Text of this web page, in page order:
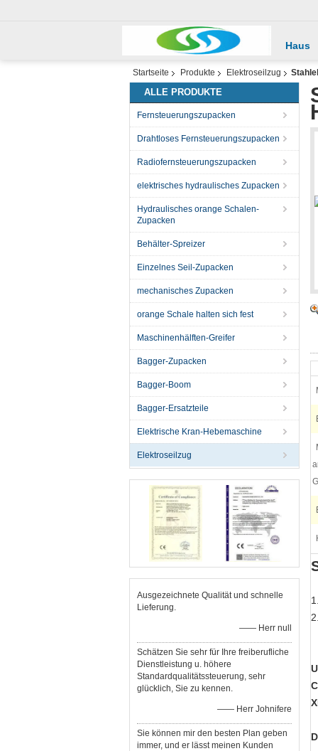
Haus
Startseite Produkte Elektroseilzug
ALLE PRODUKTE
Fernsteuerungszupacken
Drahtloses Fernsteuerungszupacken
Radiofernsteuerungszupacken
elektrisches hydraulisches Zupacken
Hydraulisches orange Schalen-
Zupacken
Behälter-Spreizer
Einzelnes Seil-Zupacken
mechanisches Zupacken
orange Schale halten sich fest
Maschinenhälften-Greifer
Bagger-Zupacken
Bagger-Boom
Bagger-Ersatzteile
Elektrische Kran-Hebemaschine
Elektroseilzug
Ausgezeichnete Qualität und schnelle
Lieferung.
—— Herr null
Schätzen Sie sehr für Ihre freiberufliche
Dienstleistung u. höhere
Standardqualitätssteuerung, sehr
glücklich, Sie zu kennen.
—— Herr Johnifere
Sie können mir den besten Plan geben
immer, und er lässt meinen Kunden